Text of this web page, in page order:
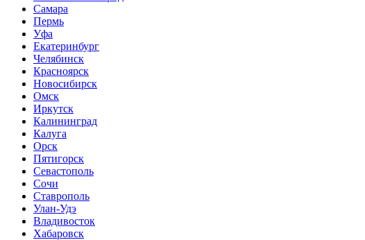
Самара
Пермь
Уфа
Екатеринбург
Челябинск
Красноярск
Новосибирск
Омск
Иркутск
Калининград
Калуга
Орск
Пятигорск
Севастополь
Сочи
Ставрополь
Улан-Удэ
Владивосток
Хабаровск